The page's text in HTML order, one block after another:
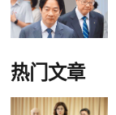
热门文章